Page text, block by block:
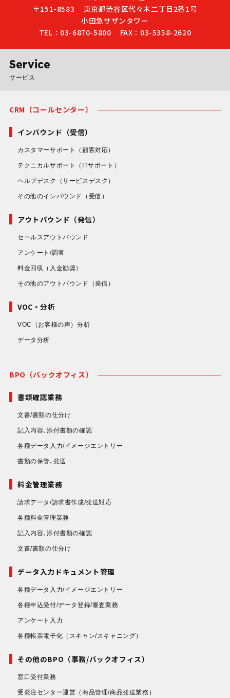
〒151-8583
東京都渋谷区代々木二丁目2番1号
小田急サザンタワー
TEL：03-6870-5800
FAX：03-5358-2620
Service
サービス
CRM（コールセンター）
インバウンド（受信）
カスタマーサポート （顧客対応）
テクニカルサポート （ITサポート）
ヘルプデスク （サービスデスク）
その他のインバウンド （受信）
アウトバウンド（発信）
セールスアウトバウンド
アンケート/調査
料金回収 （入金勧奨）
その他のアウトバウンド （発信）
VOC・分析
VOC（お客様の声）分析
データ分析
BPO（バックオフィス）
書類確認業務
文書/書類の仕分け
記入内容､添付書類の確認
各種データ入力/イメージエントリー
書類の保管､発送
料金管理業務
請求データ/請求書作成/発送対応
各種料金管理業務
記入内容､添付書類の確認
文書/書類の仕分け
データ入力ドキュメント管理
各種データ入力/イメージエントリー
各種申込受付/データ登録/審査業務
アンケート入力
各種帳票電子化 （スキャン/スキャニング）
その他のBPO（事務/バックオフィス）
窓口受付業務
受発注センター運営 （商品管理/商品発送業務）